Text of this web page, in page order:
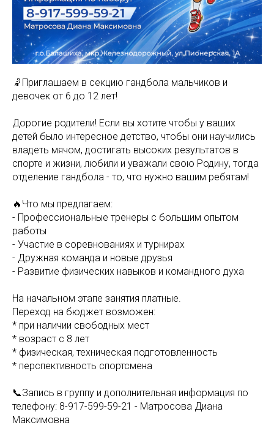
🤾Приглашаем в секцию гандбола мальчиков и
девочек от 6 до 12 лет!
Дорогие родители! Если вы хотите чтобы у ваших
детей было интересное детство, чтобы они научились
владеть мячом, достигать высоких результатов в
спорте и жизни, любили и уважали свою Родину, тогда
отделение гандбола - то, что нужно вашим ребятам!
🔥Что мы предлагаем:
- Профессиональные тренеры с большим опытом
работы
- Участие в соревнованиях и турнирах
- Дружная команда и новые друзья
- Развитие физических навыков и командного духа
На начальном этапе занятия платные.
Переход на бюджет возможен:
* при наличии свободных мест
* возраст с 8 лет
* физическая, техническая подготовленность
* перспективность спортсмена
📞Запись в группу и дополнительная информация по
телефону: 8-917-599-59-21 - Матросова Диана
Максимовна